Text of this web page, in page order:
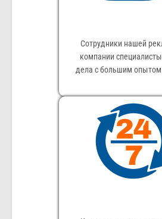
Сотрудники нашей
компании
дела с большим